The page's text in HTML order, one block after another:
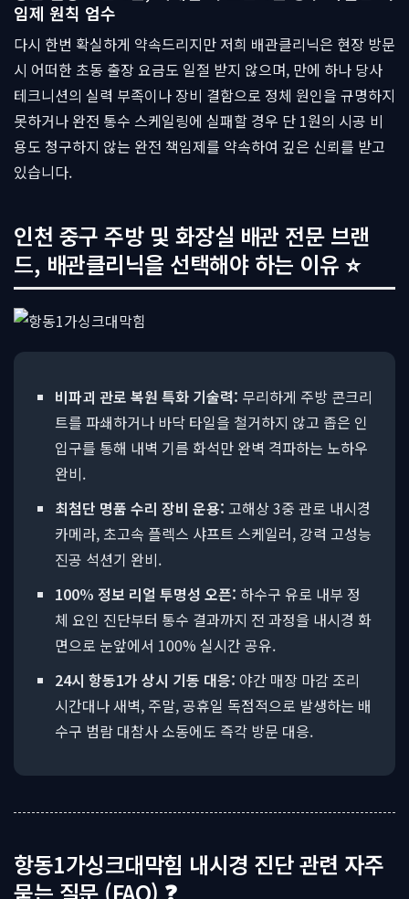
임제 원칙 엄수
다시 한번 확실하게 약속드리지만 저희 배관클리닉은 현장 방문
시 어떠한 초동 출장 요금도 일절 받지 않으며, 만에 하나 당사
테크니션의 실력 부족이나 장비 결함으로 정체 원인을 규명하지
못하거나 완전 통수 스케일링에 실패할 경우 단 1원의 시공 비
용도 청구하지 않는 완전 책임제를 약속하여 깊은 신뢰를 받고
있습니다.
인천 중구 주방 및 화장실 배관 전문 브랜
드, 배관클리닉을 선택해야 하는 이유 ⭐
비파괴 관로 복원 특화 기술력: 무리하게 주방 콘크리
트를 파쇄하거나 바닥 타일을 철거하지 않고 좁은 인
입구를 통해 내벽 기름 화석만 완벽 격파하는 노하우
완비.
최첨단 명품 수리 장비 운용: 고해상 3중 관로 내시경
카메라, 초고속 플렉스 샤프트 스케일러, 강력 고성능
진공 석션기 완비.
100% 정보 리얼 투명성 오픈: 하수구 유로 내부 정
체 요인 진단부터 통수 결과까지 전 과정을 내시경 화
면으로 눈앞에서 100% 실시간 공유.
24시 항동1가 상시 기동 대응: 야간 매장 마감 조리
시간대나 새벽, 주말, 공휴일 독점적으로 발생하는 배
수구 범람 대참사 소동에도 즉각 방문 대응.
항동1가싱크대막힘 내시경 진단 관련 자주
묻는 질문 (FAQ) ❓